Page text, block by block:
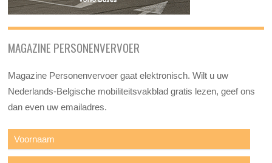
MAGAZINE PERSONENVERVOER
Magazine Personenvervoer gaat elektronisch. Wilt u uw
Nederlands-Belgische mobiliteitsvakblad gratis lezen, geef ons
dan even uw emailadres.